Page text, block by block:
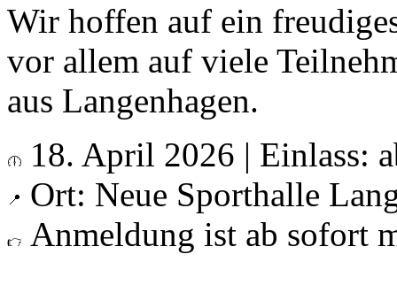
Wir hoffen auf ein
vor allem auf viele
aus Langenhagen.
18. April 2026 | Einlass:
Ort: Neue Sporthalle
Anmeldung ist ab sofort